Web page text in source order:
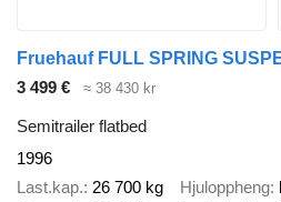
Fruehauf FULL SPRING
3 499 €
≈ 38 430 kr
Semitrailer flatbed
1996
Last.kap. 26 700 kg Hjuloppheng